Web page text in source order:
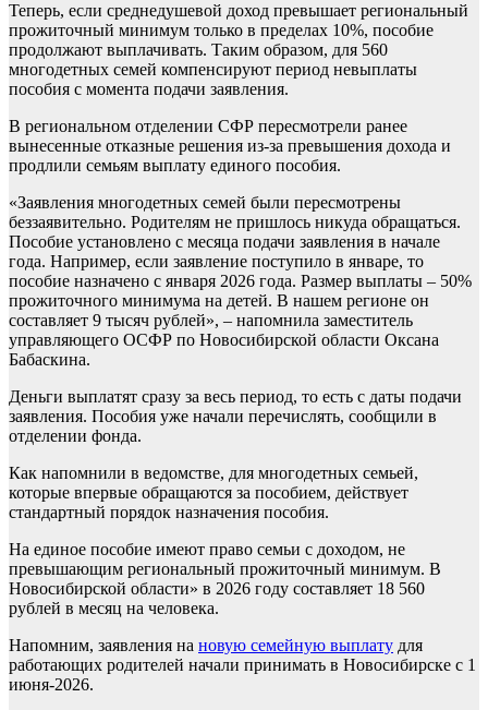
Теперь, если среднедушевой доход превышает региональный
прожиточный минимум только в пределах 10%, пособие
продолжают выплачивать. Таким образом, для 560
многодетных семей компенсируют период невыплаты
пособия с момента подачи заявления.
В региональном отделении СФР пересмотрели ранее
вынесенные отказные решения из-за превышения дохода и
продлили семьям выплату единого пособия.
«Заявления многодетных семей были пересмотрены
беззаявительно. Родителям не пришлось никуда обращаться.
Пособие установлено с месяца подачи заявления в начале
года. Например, если заявление поступило в январе, то
пособие назначено с января 2026 года. Размер выплаты – 50%
прожиточного минимума на детей. В нашем регионе он
составляет 9 тысяч рублей», – напомнила заместитель
управляющего ОСФР по Новосибирской области Оксана
Бабаскина.
Деньги выплатят сразу за весь период, то есть с даты подачи
заявления. Пособия уже начали перечислять, сообщили в
отделении фонда.
Как напомнили в ведомстве, для многодетных семьей,
которые впервые обращаются за пособием, действует
стандартный порядок назначения пособия.
На единое пособие имеют право семьи с доходом, не
превышающим региональный прожиточный минимум. В
Новосибирской области» в 2026 году составляет 18 560
рублей в месяц на человека.
Напомним, заявления на новую семейную выплату для
работающих родителей начали принимать в Новосибирске с 1
июня-2026.